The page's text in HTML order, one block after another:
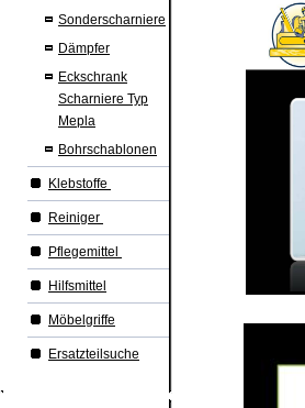
Sonderscharniere
Dämpfer
Eckschrank
Scharniere Typ
Mepla
Bohrschablonen
Klebstoffe
Reiniger
Pflegemittel
Hilfsmittel
Möbelgriffe
Ersatzteilsuche